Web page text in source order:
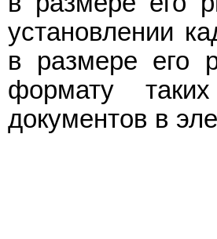
установлении
в размере его
формату
документов в